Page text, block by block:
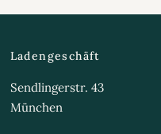
Ladengeschäft
Sendlingerstr. 43
München